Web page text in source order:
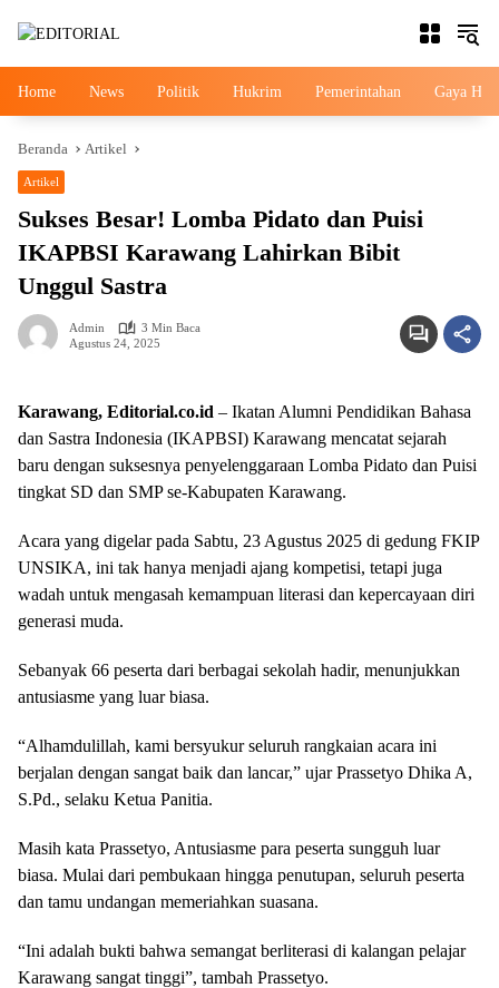
Home News Politik Hukrim Pemerintahan Gaya
Beranda Artikel
Artikel
Sukses Besar! Lomba Pidato dan Puisi
IKAPBSI Karawang Lahirkan Bibit
Unggul Sastra
Admin
3 Min Baca
Agustus 24, 2025
Karawang, Editorial.co.id – Ikatan Alumni Pendidikan Bahasa
dan Sastra Indonesia (IKAPBSI) Karawang mencatat sejarah
baru dengan suksesnya penyelenggaraan Lomba Pidato dan Puisi
tingkat SD dan SMP se-Kabupaten Karawang.
Acara yang digelar pada Sabtu, 23 Agustus 2025 di gedung FKIP
UNSIKA, ini tak hanya menjadi ajang kompetisi, tetapi juga
wadah untuk mengasah kemampuan literasi dan kepercayaan diri
generasi muda.
Sebanyak 66 peserta dari berbagai sekolah hadir, menunjukkan
antusiasme yang luar biasa.
“Alhamdulillah, kami bersyukur seluruh rangkaian acara ini
berjalan dengan sangat baik dan lancar,” ujar Prassetyo Dhika A,
S.Pd., selaku Ketua Panitia.
Masih kata Prassetyo, Antusiasme para peserta sungguh luar
biasa. Mulai dari pembukaan hingga penutupan, seluruh peserta
dan tamu undangan memeriahkan suasana.
“Ini adalah bukti bahwa semangat berliterasi di kalangan pelajar
Karawang sangat tinggi”, tambah Prassetyo.